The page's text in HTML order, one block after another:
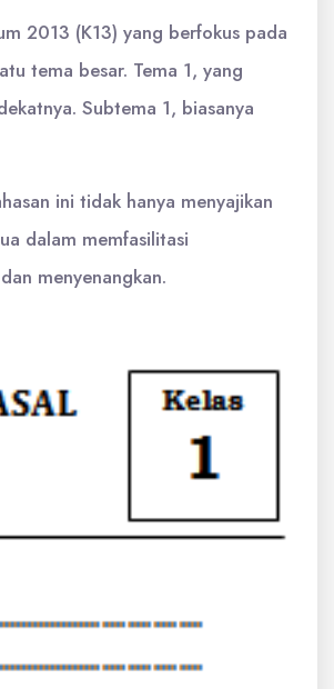
2013 (K13) yang berfokus pada
tema besar. Tema 1, yang
Subtema 1, biasanya
ini tidak hanya menyajikan
dalam memfasilitasi
menyenangkan.